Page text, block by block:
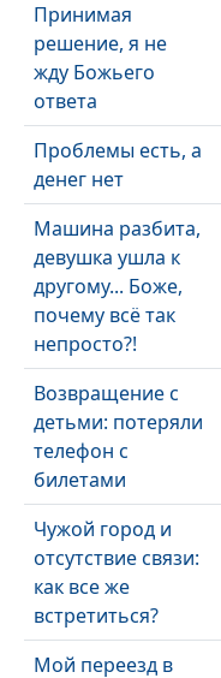
Принимая
решение, я не
жду Божьего
ответа
Проблемы есть, а
денег нет
Машина разбита,
девушка ушла к
другому... Боже,
почему всё так
непросто?!
Возвращение с
детьми: потеряли
телефон с
билетами
Чужой город и
отсутствие связи:
как все же
встретиться?
Мой переезд в